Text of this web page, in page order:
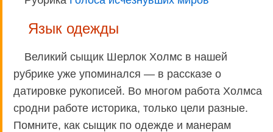
Язык одежды
Великий сыщик Шерлок Холмс в нашей
рубрике уже упоминался — в рассказе о
датировке рукописей. Во многом работа Холмса
сродни работе историка, только цели разные.
Помните, как сыщик по одежде и манерам